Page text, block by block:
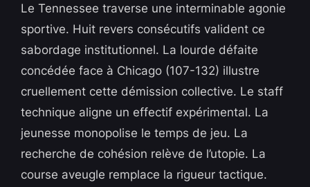
Le Tennessee traverse une interminable agonie
sportive. Huit revers consécutifs valident ce
sabordage institutionnel. La lourde défaite
concédée face à Chicago (107-132) illustre
cruellement cette démission collective. Le staff
technique aligne un effectif expérimental. La
jeunesse monopolise le temps de jeu. La
recherche de cohésion relève de l’utopie. La
course aveugle remplace la rigueur tactique.